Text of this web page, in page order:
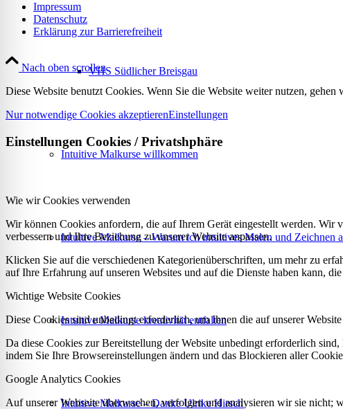
VHS Südlicher Breisgau
Intuitive Malkurse willkommen
Intuitive Malkurse – Warum ich intuitives Malen und Zeichnen
Intuitive Malkurse kreativität entfalten
Intuitive Malkurse – Danke Ulrike Hirsch
Impressum
Datenschutz
Erklärung zur Barrierefreiheit
Nach oben scrollen
Diese Website benutzt Cookies. Wenn Sie die Website weiter nutzen,
Nur notwendige Cookies akzeptierenEinstellungen
Einstellungen Cookies / Privatshphäre
Wie wir Cookies verwenden
Wir können Cookies anfordern, die auf Ihrem Gerät eingestellt werden. Wir
verbessern und Ihre Beziehung zu unserer Website anpassen.
Klicken Sie auf die verschiedenen Kategorienüberschriften, um mehr zu
auf Ihre Erfahrung auf unseren Websites und auf die Dienste haben kann,
Wichtige Website Cookies
Diese Cookies sind unbedingt erforderlich, um Ihnen die auf unserer
Da diese Cookies zur Bereitstellung der Website unbedingt erforderlich
indem Sie Ihre Browsereinstellungen ändern und das Blockieren aller
Google Analytics Cookies
Auf unserer Webseite überwachen, verfolgen und analysieren wir sie